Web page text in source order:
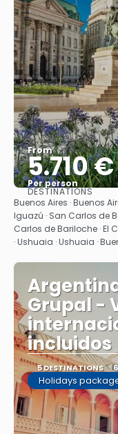
From
5.710 €
Per person
DESTINATIONS
Buenos Aires · Buenos
Iguazú · San Carlos de
Carlos de Bariloche · El
· Ushuaia · Ushuaia ·
Grupal -
incluidos
5 DESTINATIONS
Holidays